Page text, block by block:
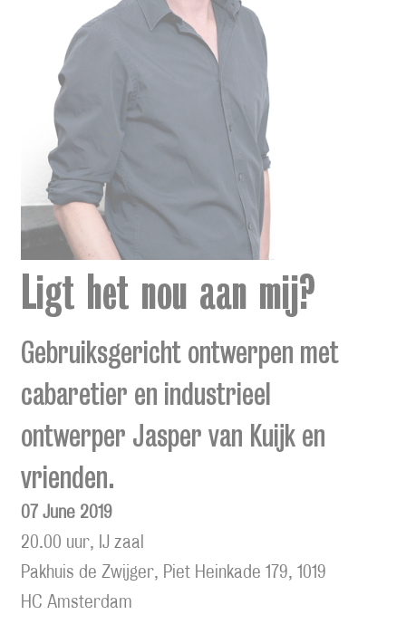
Ligt het nou aan mij?
Gebruiksgericht ontwerpen met
cabaretier en industrieel
ontwerper Jasper van Kuijk en
vrienden.
07 June 2019
20.00 uur, IJ zaal
Pakhuis de Zwijger, Piet Heinkade 179, 1019
HC Amsterdam